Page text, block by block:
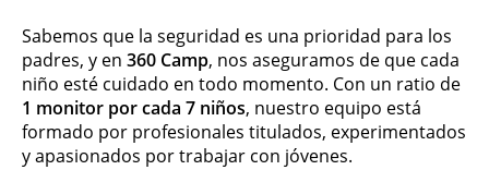
Sabemos que la seguridad es una prioridad para los
padres, y en 360 Camp, nos aseguramos de que cada
niño esté cuidado en todo momento. Con un ratio de
1 monitor por cada 7 niños, nuestro equipo está
formado por profesionales titulados, experimentados
y apasionados por trabajar con jóvenes.